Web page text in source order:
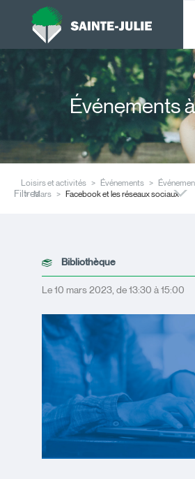
Événements
Loisirs et activités Événements
Mars
Facebook et les réseaux sociaux
Filtres
Bibliothèque
Le 10 mars 2023, de 13:30 à 15:00